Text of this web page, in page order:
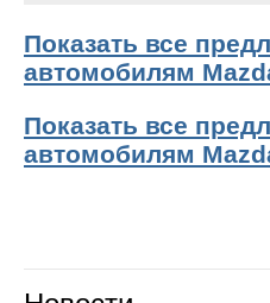
Показать все
автомобилям
Показать все
автомобилям